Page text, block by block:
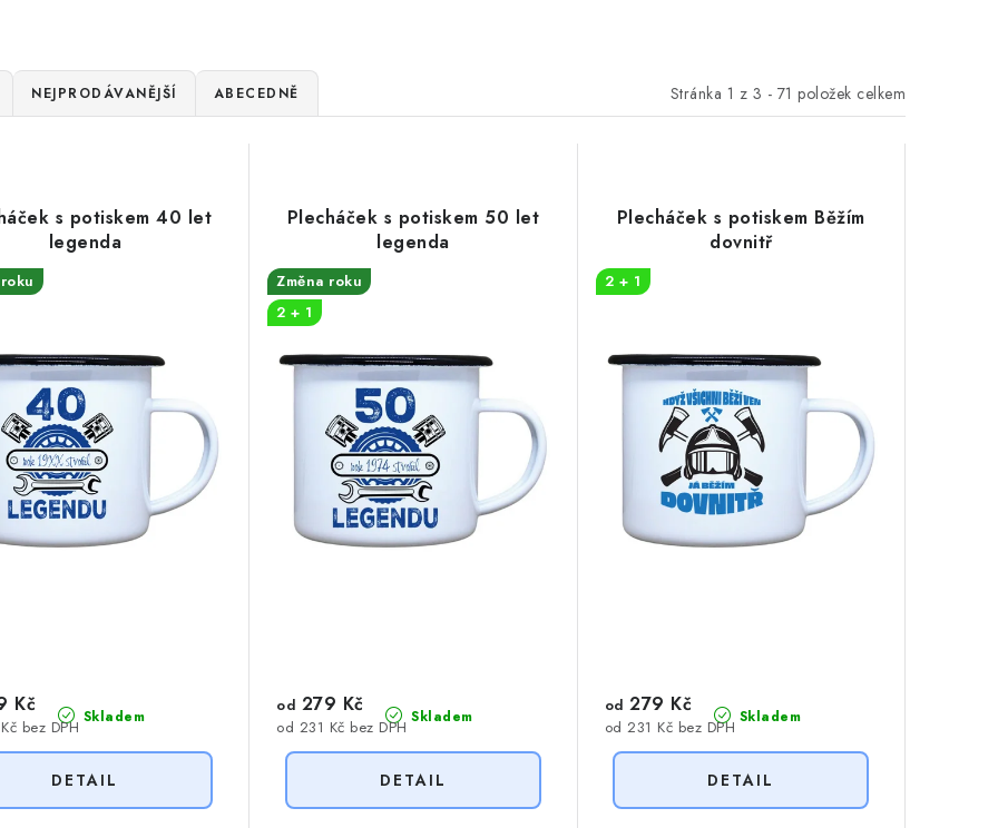
Stránka 1 z 3 - 71 položek celkem
NEJPRODÁVANĚJŠÍ ABECEDNĚ
s potiskem 40 let
legenda
Skladem
bez DPH
Kč
Plecháček s potiskem 50 let
legenda
Změna roku
2 + 1
Skladem
od 231 Kč bez DPH
od 279 Kč
Plecháček s potiskem Běžím
dovnitř
2 + 1
Skladem
od 231 Kč bez DPH
od 279 Kč